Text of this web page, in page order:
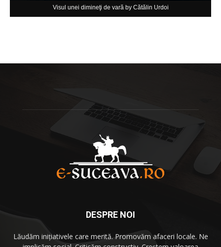
Visul unei dimineţi de vară by Cătălin Urdoi
DESPRE NOI
Lăudăm iniţiativele care merită. Promovăm afaceri locale. Ne